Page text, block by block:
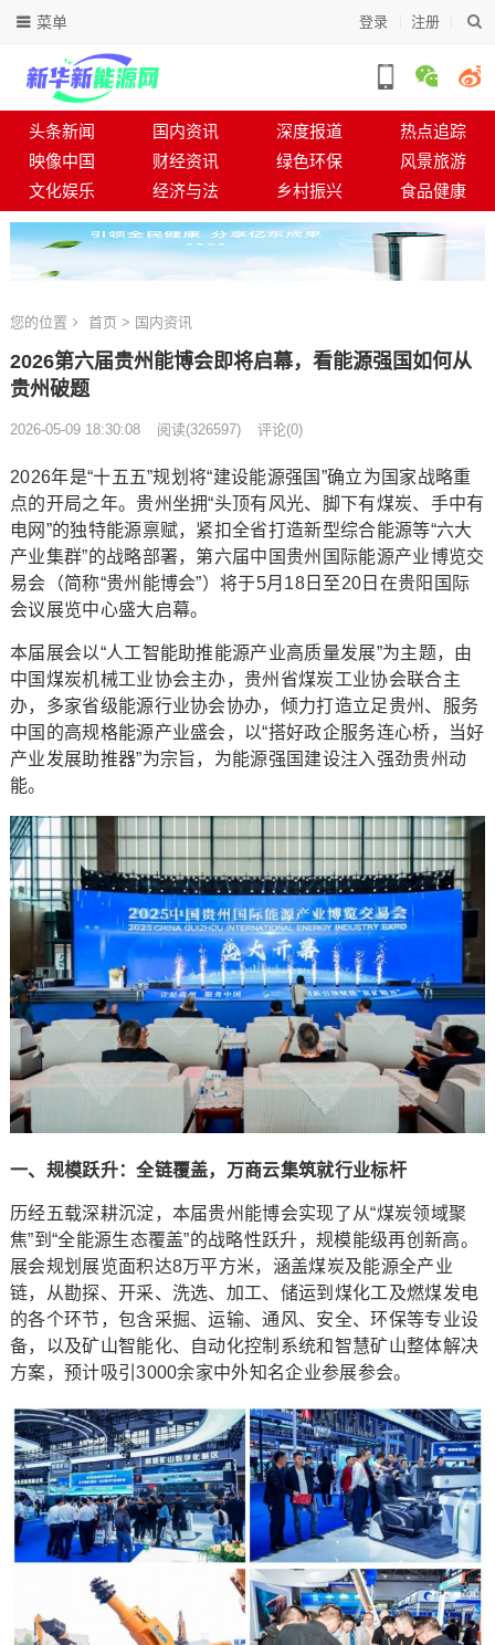
登录 注册
菜单
头条新闻 国内资讯 深度报道
热点追踪
映像中国
财经资讯 绿色环保
风景旅游
文化娱乐
经济与法 乡村振兴 食品健康
您的位置 首页 > 国内资讯
2026第六届贵州能博会即将启幕，看能源强国如何从
贵州破题
2026-05-09 18:30:08 阅读(326597) 评论(0)
2026年是“十五五”规划将“建设能源强国”确立为国家战略重
点的开局之年。贵州坐拥“头顶有风光、脚下有煤炭、手中有
电网”的独特能源禀赋，紧扣全省打造新型综合能源等“六大
产业集群”的战略部署，第六届中国贵州国际能源产业博览交
易会（简称“贵州能博会”）将于5月18日至20日在贵阳国际
会议展览中心盛大启幕。
本届展会以“人工智能助推能源产业高质量发展”为主题，由
中国煤炭机械工业协会主办，贵州省煤炭工业协会联合主
办，多家省级能源行业协会协办，倾力打造立足贵州、服务
中国的高规格能源产业盛会，以“搭好政企服务连心桥，当好
产业发展助推器”为宗旨，为能源强国建设注入强劲贵州动
能。
一、规模跃升：全链覆盖，万商云集筑就行业标杆
历经五载深耕沉淀，本届贵州能博会实现了从“煤炭领域聚
焦”到“全能源生态覆盖”的战略性跃升，规模能级再创新高。
展会规划展览面积达8万平方米，涵盖煤炭及能源全产业
链，从勘探、开采、洗选、加工、储运到煤化工及燃煤发电
的各个环节，包含采掘、运输、通风、安全、环保等专业设
备，以及矿山智能化、自动化控制系统和智慧矿山整体解决
方案，预计吸引3000余家中外知名企业参展参会。